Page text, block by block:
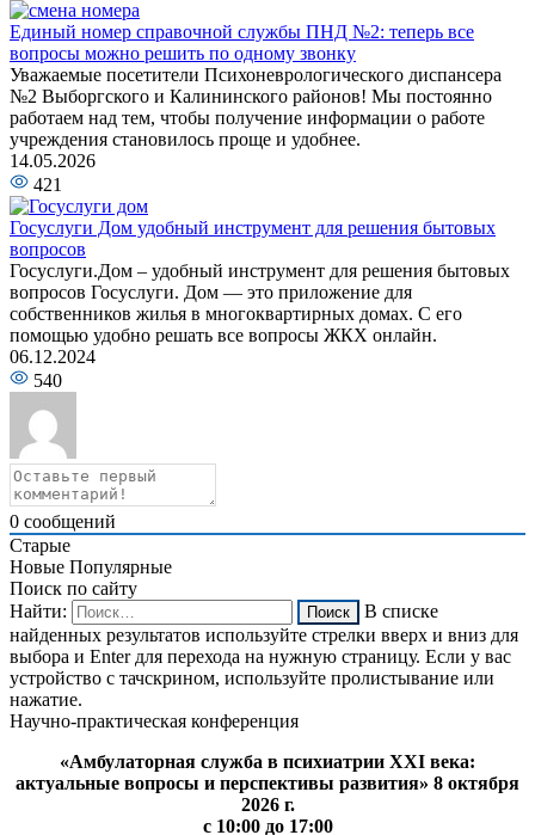
Единый номер справочной службы ПНД №2: теперь все
вопросы можно решить по одному звонку
Уважаемые посетители Психоневрологического диспансера
№2 Выборгского и Калининского районов! Мы постоянно
работаем над тем, чтобы получение информации о работе
учреждения становилось проще и удобнее.
14.05.2026
421
Госуслуги Дом удобный инструмент для решения бытовых
вопросов
Госуслуги.Дом – удобный инструмент для решения бытовых
вопросов Госуслуги. Дом — это приложение для
собственников жилья в многоквартирных домах. С его
помощью удобно решать все вопросы ЖКХ онлайн.
06.12.2024
540
0 сообщений
Старые
Новые Популярные
Поиск по сайту
Найти:
В списке
найденных результатов используйте стрелки вверх и вниз для
выбора и Enter для перехода на нужную страницу. Если у вас
устройство с тачскрином, используйте пролистывание или
нажатие.
Научно-практическая конференция
«Амбулаторная служба в психиатрии XXI века:
актуальные вопросы и перспективы развития» 8 октября
2026 г.
с 10:00 до 17:00